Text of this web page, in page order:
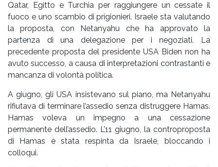
Qatar, Egitto e Turchia per raggiungere un cessate il
fuoco e uno scambio di prigionieri. Israele sta valutando
la proposta, con Netanyahu che ha approvato la
partenza di una delegazione per i negoziati. La
precedente proposta del presidente USA Biden non ha
avuto successo, a causa di interpretazioni contrastanti e
mancanza di volontà politica.
A giugno, gli USA insistevano sul piano, ma Netanyahu
rifiutava di terminare l’assedio senza distruggere Hamas.
Hamas voleva un impegno a una cessazione
permanente dell’assedio. L’11 giugno, la controproposta
di Hamas è stata respinta da Israele, bloccando i
colloqui.